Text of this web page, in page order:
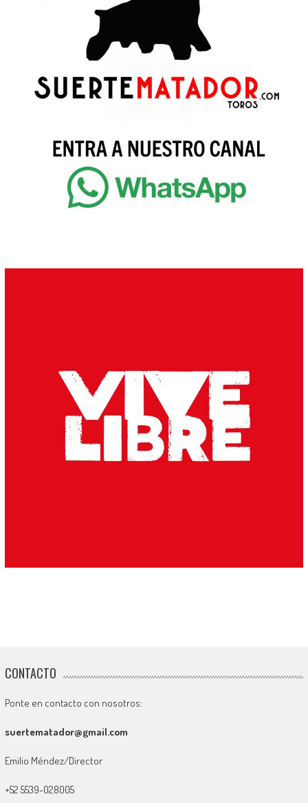
CONTACTO
Ponte en contacto con nosotros:
suertematador@gmail.com
Emilio Méndez/Director
+52 5539-028005